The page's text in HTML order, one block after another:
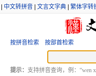
中文转拼音 文言文字典 繁体字转
按拼音检索 按部首检索
提示： 支持拼音查询，例：“wen